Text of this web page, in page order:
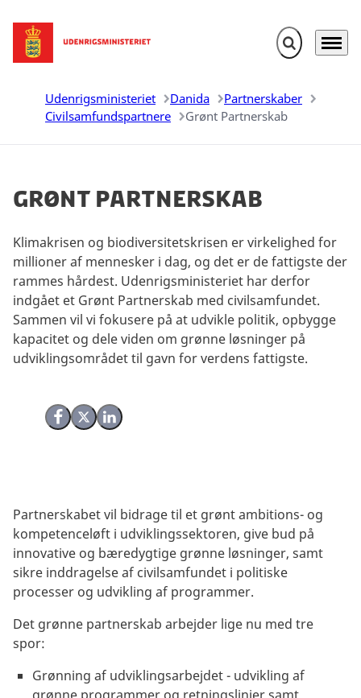
Gå til forsiden Fold søgefelt
Menu
Udenrigsministeriet Danida
Partnerskaber
Civilsamfundspartnere
Grønt Partnerskab
Grønt Partnerskab
Del på Facebook
Del på X (Twitter)
Del på LinkedIn
Klimakrisen og biodiversitetskrisen er virkelighed for
millioner af mennesker i dag, og det er de fattigste der
rammes hårdest. Udenrigsministeriet har derfor
indgået et Grønt Partnerskab med civilsamfundet.
Sammen vil vi fokusere på at udvikle politik, opbygge
kapacitet og dele viden om grønne løsninger på
udviklingsområdet til gavn for verdens fattigste.
Partnerskabet vil bidrage til et grønt ambitions- og
kompetenceløft i udviklingssektoren, give bud på
innovative og bæredygtige grønne løsninger, samt
sikre inddragelse af civilsamfundet i politiske
processer og udvikling af programmer.
Det grønne partnerskab arbejder lige nu med tre
spor:
Grønning af udviklingsarbejdet - udvikling af